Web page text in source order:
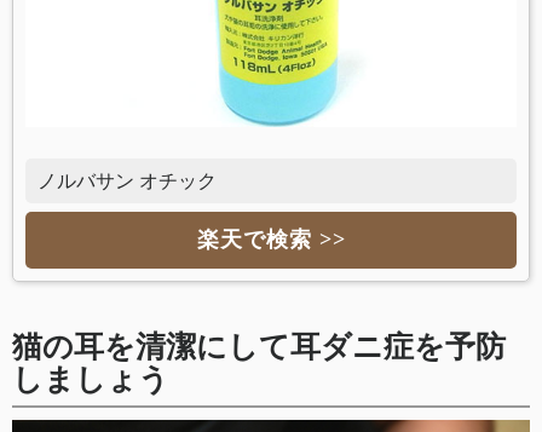
ノルバサン オチック
楽天で検索 >>
猫の耳を清潔にして耳ダニ症を予防
しましょう